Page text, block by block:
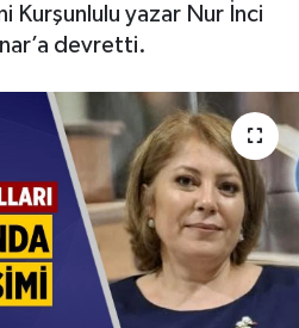
Kurşunlulu yazar Nur İnci
devretti.